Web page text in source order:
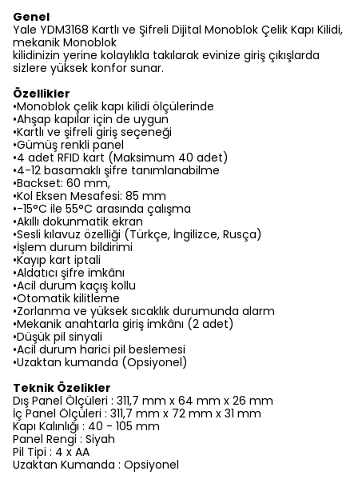
Genel
Yale YDM3168 Kartlı ve Şifreli Dijital Monoblok Çelik Kapı Kilidi,
mekanik Monoblok
kilidinizin yerine kolaylıkla takılarak evinize giriş çıkışlarda
sizlere yüksek konfor sunar.
Özellikler
•Monoblok çelik kapı kilidi ölçülerinde
•Ahşap kapılar için de uygun
•Kartlı ve şifreli giriş seçeneği
•Gümüş renkli panel
•4 adet RFID kart (Maksimum 40 adet)
•4-12 basamaklı şifre tanımlanabilme
•Backset: 60 mm,
•Kol Eksen Mesafesi: 85 mm
•-15°C ile 55°C arasında çalışma
•Akıllı dokunmatik ekran
•Sesli kılavuz özelliği (Türkçe, İngilizce, Rusça)
•İşlem durum bildirimi
•Kayıp kart iptali
•Aldatıcı şifre imkânı
•Acil durum kaçış kollu
•Otomatik kilitleme
•Zorlanma ve yüksek sıcaklık durumunda alarm
•Mekanik anahtarla giriş imkânı (2 adet)
•Düşük pil sinyali
•Acil durum harici pil beslemesi
•Uzaktan kumanda (Opsiyonel)
Teknik Özelikler
Dış Panel Ölçüleri : 311,7 mm x 64 mm x 26 mm
İç Panel Ölçüleri : 311,7 mm x 72 mm x 31 mm
Kapı Kalınlığı : 40 - 105 mm
Panel Rengi : Siyah
Pil Tipi : 4 x AA
Uzaktan Kumanda : Opsiyonel